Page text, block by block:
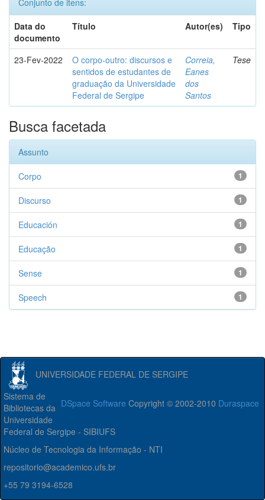
Conjunto de itens:
Data do
documento
Título Autor(es) Tipo
23-Fev-2022
O corpo-outro: discursos e
sentidos de estudantes de
graduação da Universidade
Federal de Sergipe
Correia,
Eanes
dos
Santos
Tese
Busca facetada
Assunto
1
Corpo
1
Discurso
1
Educación
1
Educação
1
Sense
1
Speech
UNIVERSIDADE FEDERAL DE SERGIPE
DSpace Software Copyright © 2002-2010 Duraspace
Sistema de
Bibliotecas da
Universidade
Federal de Sergipe - SIBIUFS
Núcleo de Tecnologia da Informação - NTI
repositorio@academico.ufs.br
+55 79 3194-6528